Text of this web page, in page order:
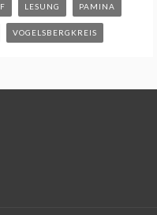
LESUNG PAMINA
VOGELSBERGKREIS